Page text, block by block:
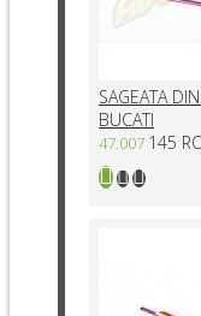
SAGEATA
BUCATI
47.007 145